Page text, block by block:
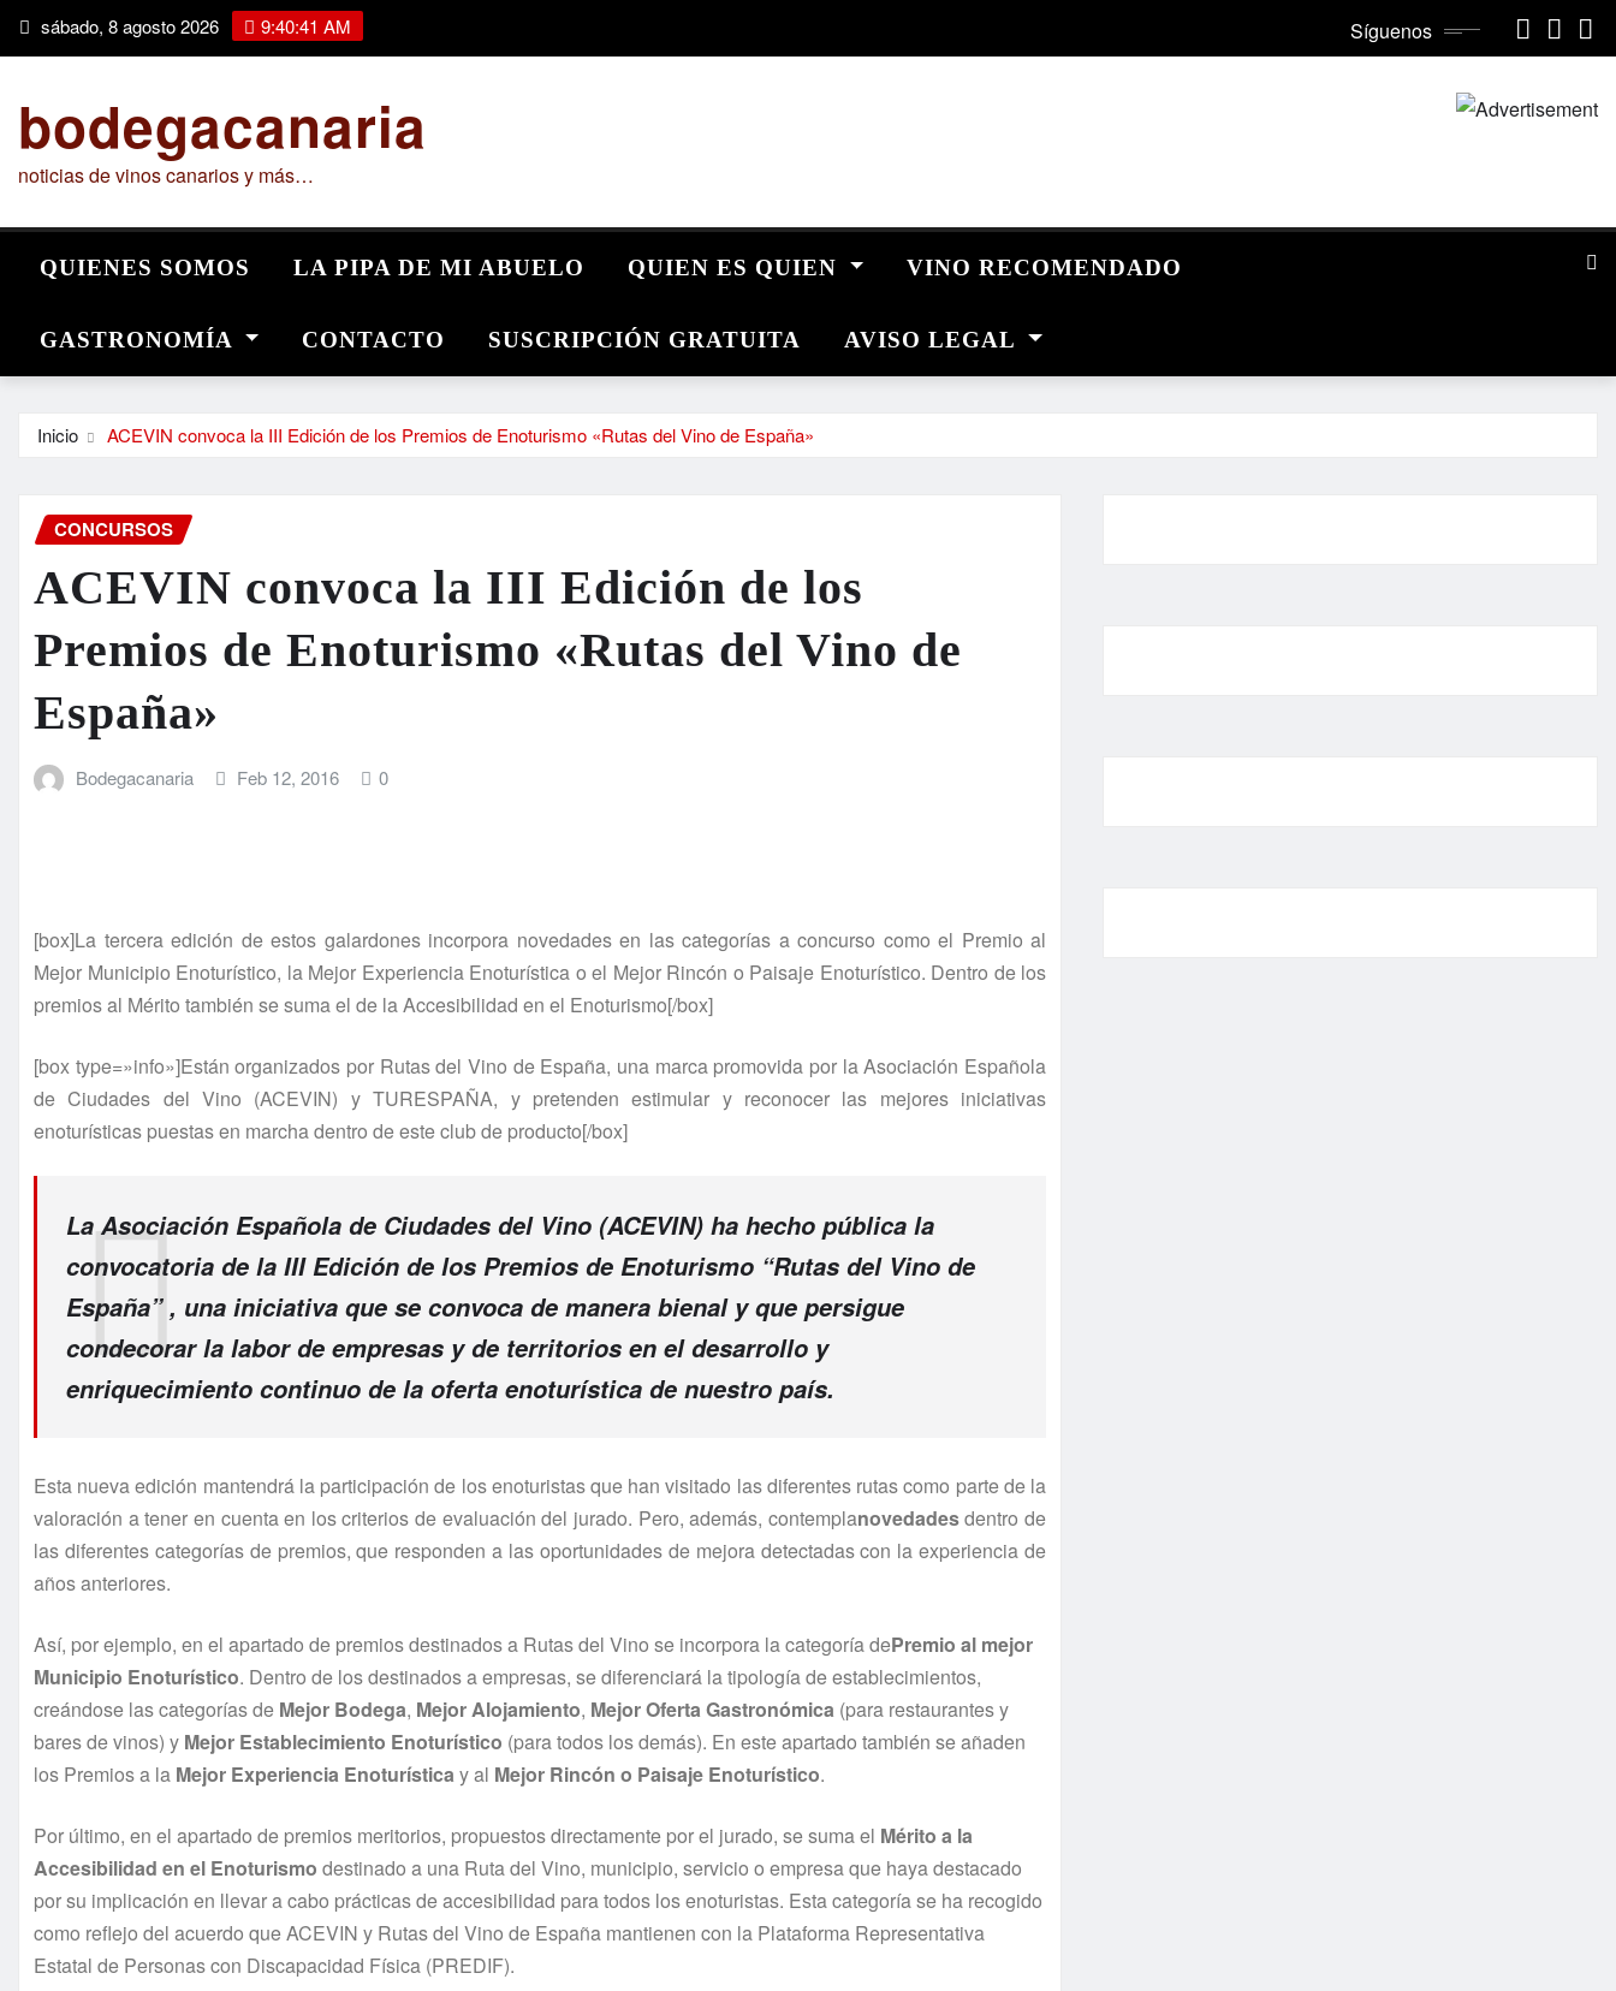
Saltar sábado, 8 agosto 2026 9:40:42 AM Síguenos
bodegacanaria
noticias de vinos canarios y más…
QUIENES SOMOS LA PIPA DE MI ABUELO QUIEN ES QUIEN VINO RECOMENDADO
GASTRONOMÍA CONTACTO SUSCRIPCIÓN GRATUITA AVISO LEGAL
Inicio ACEVIN convoca la III Edición de los Premios de Enoturismo «Rutas del Vino de España»
CONCURSOS
ACEVIN convoca la III Edición de los
Premios de Enoturismo «Rutas del Vino de
España»
Bodegacanaria Feb 12, 2016 0
[box]La tercera edición de estos galardones incorpora novedades en las categorías a concurso como el Premio al
Mejor Municipio Enoturístico, la Mejor Experiencia Enoturística o el Mejor Rincón o Paisaje Enoturístico. Dentro de los
premios al Mérito también se suma el de la Accesibilidad en el Enoturismo[/box]
[box type=»info»]Están organizados por Rutas del Vino de España, una marca promovida por la Asociación Española
de Ciudades del Vino (ACEVIN) y TURESPAÑA, y pretenden estimular y reconocer las mejores iniciativas
enoturísticas puestas en marcha dentro de este club de producto[/box]
LaAsociación Española de Ciudades del Vino (ACEVIN) ha hecho pública la
convocatoria de la III Edición de los Premios de Enoturismo “Rutas del Vino de
España”, una iniciativa que se convoca de manera bienal y que persigue
condecorar la labor de empresas y de territorios en el desarrollo y
enriquecimiento continuo de la oferta enoturística de nuestro país.
Esta nueva edición mantendrá la participación de los enoturistas que han visitado las diferentes rutas como parte de la
valoración a tener en cuenta en los criterios de evaluación del jurado. Pero, además, contemplanovedadesdentro de
las diferentes categorías de premios, que responden a las oportunidades de mejora detectadas con la experiencia de
años anteriores.
Así, por ejemplo, en el apartado de premios destinados a Rutas del Vino se incorpora la categoría dePremio al mejor
Municipio Enoturístico. Dentro de los destinados a empresas, se diferenciará la tipología de establecimientos,
creándose las categorías de Mejor Bodega, Mejor Alojamiento, Mejor Oferta Gastronómica (para restaurantes y
bares de vinos) y Mejor Establecimiento Enoturístico (para todos los demás). En este apartado también se añaden
los Premios a la Mejor Experiencia Enoturísticay al Mejor Rincón o Paisaje Enoturístico.
Por último, en el apartado de premios meritorios, propuestos directamente por el jurado, se suma el Mérito a la
Accesibilidad en el Enoturismo destinado a una Ruta del Vino, municipio, servicio o empresa que haya destacado
por su implicación en llevar a cabo prácticas de accesibilidad para todos los enoturistas. Esta categoría se ha recogido
como reflejo del acuerdo que ACEVIN y Rutas del Vino de España mantienen con la Plataforma Representativa
Estatal de Personas con Discapacidad Física (PREDIF).